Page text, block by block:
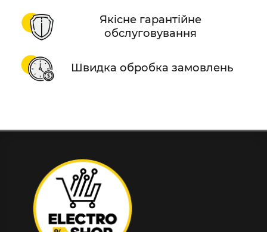
Якісне гарантійне
обслуговування
Швидка обробка замовлень